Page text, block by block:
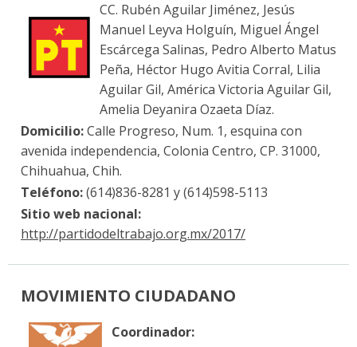
CC. Rubén Aguilar Jiménez, Jesús
Manuel Leyva Holguín, Miguel Ángel
Escárcega Salinas, Pedro Alberto Matus
Peña, Héctor Hugo Avitia Corral, Lilia
Aguilar Gil, América Victoria Aguilar Gil,
Amelia Deyanira Ozaeta Díaz.
Domicilio:Calle Progreso, Num. 1, esquina con
avenida independencia, Colonia Centro, CP. 31000,
Chihuahua, Chih.
Teléfono:(614)836-8281 y (614)598-5113
Sitio web nacional:
http://partidodeltrabajo.org.mx/2017/
MOVIMIENTO CIUDADANO
Coordinador: